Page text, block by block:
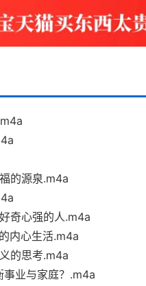
的源泉.m4a
奇心强的人.m4a
内心生活.m4a
的思考.m4a
业与家庭？.m4a